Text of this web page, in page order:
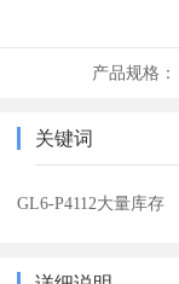
产品规格：
关键词
GL6-P4112大量库存